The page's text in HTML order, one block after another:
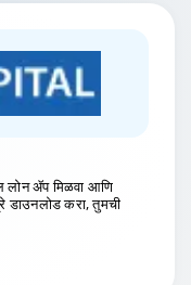
लोन ॲप मिळवा आणि
डाउनलोड करा, तुमची